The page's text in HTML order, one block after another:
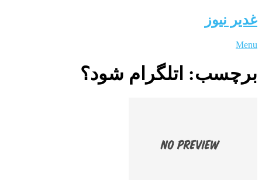
غدیر نیوز
Menu
برچسب: اتلگرام شود؟